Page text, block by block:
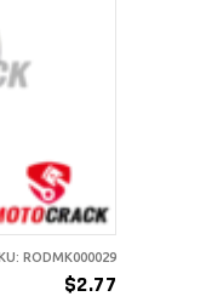
$2.77
RODMK000029